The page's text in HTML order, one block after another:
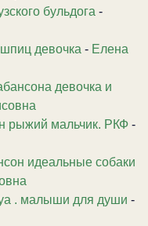
бульдога -
девочка - Елена
девочка и
рыжий мальчик. РКФ -
идеальные собаки
. малыши для души -